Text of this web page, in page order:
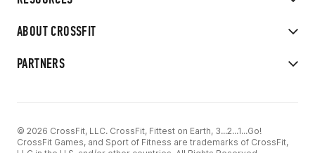
ABOUT CROSSFIT
PARTNERS
© 2026 CrossFit, LLC. CrossFit, Fittest on Earth, 3...2...1...Go!
CrossFit Games, and Sport of Fitness are trademarks of CrossFit,